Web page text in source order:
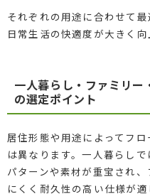
それぞれの用途に合わせて
日常生活の快適度が大きく向
一人暮らし・ファミリ
の選定ポイント
居住形態や用途によってフ
は異なります。一人暮らし
パターンや素材が重宝され
にくく耐久性の高い仕様が